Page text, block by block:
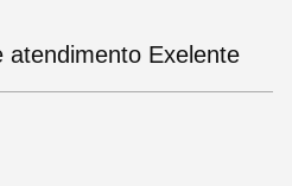
atendimento Exelente